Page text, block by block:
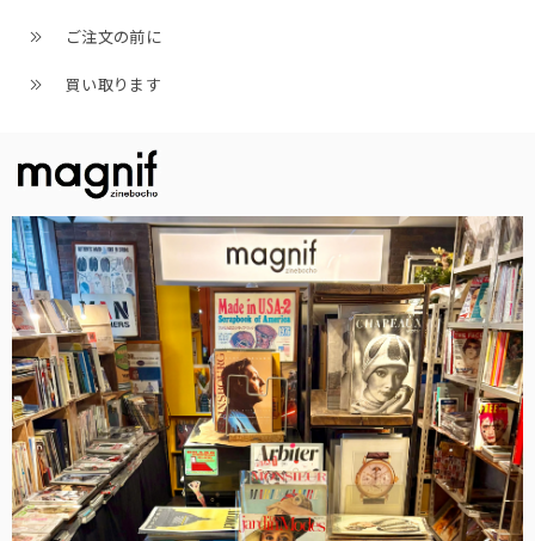
ご注文の前に
買い取ります